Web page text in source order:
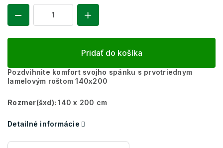
Pridať do košíka
Pozdvihnite komfort svojho spánku s prvotriednym
lamelovým roštom 140x200
Rozmer(šxd):140 x 200 cm
Detailné informácie